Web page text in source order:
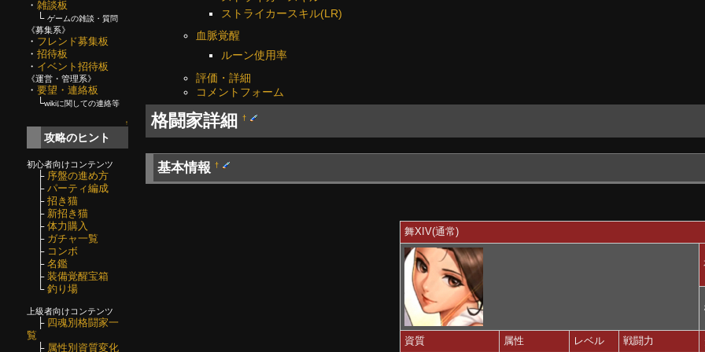
・ 雑談板
└ ゲームの雑談・質問
《募集系》
・ フレンド募集板
・ 招待板
・ イベント招待板
《運営・管理系》
・ 要望・連絡板
└wikiに関しての連絡等
↑
攻略のヒント
初心者向けコンテンツ
├ 序盤の進め方
├ パーティ編成
├ 招き猫
├ 新招き猫
├ 体力購入
├ ガチャ一覧
├ コンボ
├ 名鑑
├ 装備覚醒宝箱
└ 釣り場
上級者向けコンテンツ
├ 四魂別格闘家一
覧
├ 属性別資質変化
ストライカースキル(LR)
血脈覚醒
ルーン使用率
評価・詳細
コメントフォーム
格闘家詳細 †
基本情報†
舞XIV(通常)
資質 属性 レベル 戦闘力